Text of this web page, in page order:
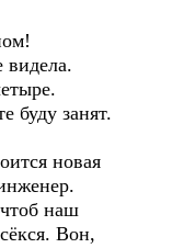
видела.
буду занят.
новая
наш
Вон,